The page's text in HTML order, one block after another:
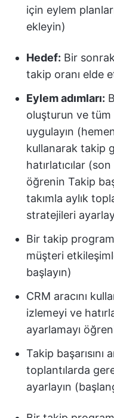
için eylem
ekleyin)
Hedef: Bir
takip oranı elde
Eylem adımları:
oluşturun ve
uygulayın
kullanarak takip
hatırlatıcılar
öğrenin Takip
takımla aylık
stratejileri
Bir takip
müşteri
başlayın)
CRM aracını
izlemeyi ve
ayarlamayı
Takip başarısını
toplantılarda
ayarlayın